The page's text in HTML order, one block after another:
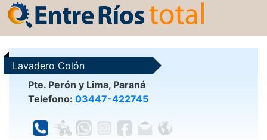
Lavadero Colón
Pte. Perón y Lima, Paraná
Telefono: 03447-422745